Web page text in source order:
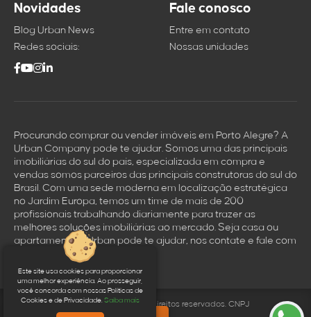
Novidades
Blog Urban News
Redes sociais:
Fale conosco
Entre em contato
Nossas unidades
Procurando comprar ou vender imóveis em Porto Alegre? A
Urban Company pode te ajudar. Somos uma das principais
imobiliárias do sul do país, especializada em compra e
vendas somos parceiros das principais construtoras do sul do
Brasil. Com uma sede moderna em localização estratégica
no Jardim Europa, temos um time de mais de 200
profissionais trabalhando diariamente para trazer as
melhores soluçōes imobiliárias ao mercado. Seja casa ou
apartamento a Urban pode te ajudar, nos contate e fale com
um dos nossos corretores.
© 2026 Urban Company. Todos os direitos reservados. CNPJ
45.427.654/0001-34.
Este site usa cookies para proporcionar
uma melhor experiência. Ao prosseguir,
você concorda com nossas Políticas de
Cookies e de Privacidade. Saiba mais